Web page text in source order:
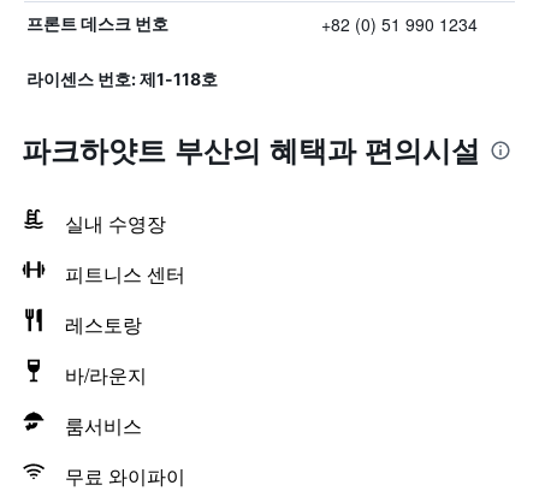
프론트 데스크 번호 +82 (0) 51 990 1234
라이센스 번호: 제1-118호
파크하얏트 부산의 혜택​과 편의시설
실내 수영장
피트니스 센터
레스토랑
바/라운지
룸서비스
무료 와이파이